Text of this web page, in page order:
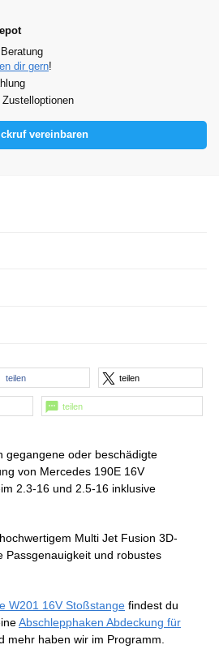
dir gern!
vereinbaren
teilen teilen
teilen
gegangene oder beschädigte
von Mercedes 190E 16V
2.3-16 und 2.5-16 inklusive
Multi Jet Fusion 3D-
Passgenauigkeit und robustes
W201 16V Stoßstange findest du
Abschlepphaken Abdeckung für
mehr haben wir im Programm.